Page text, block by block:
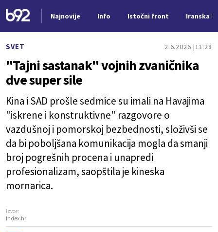
Najnovije Info Istočni front Iranska
SVET 2.6.2026. 11:28
"Tajni sastanak" vojnih zvaničnika
dve super sile
Kina i SAD prošle sedmice su imali na Havajima
"iskrene i konstruktivne" razgovore o
vazdušnoj i pomorskoj bezbednosti, složivši se
da bi poboljšana komunikacija mogla da smanji
broj pogrešnih procena i unapredi
profesionalizam, saopštila je kineska
mornarica.
Izvor:
Index.hr